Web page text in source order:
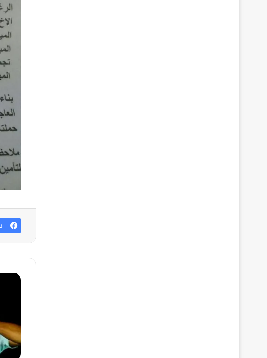
ت
ا
ن